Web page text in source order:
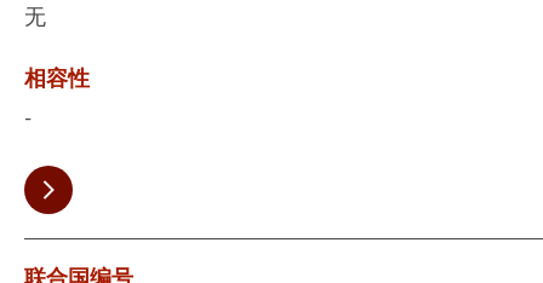
无
相容性
-
联合国编号